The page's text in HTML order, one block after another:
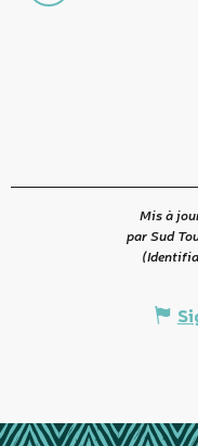
Mis à
par Sud